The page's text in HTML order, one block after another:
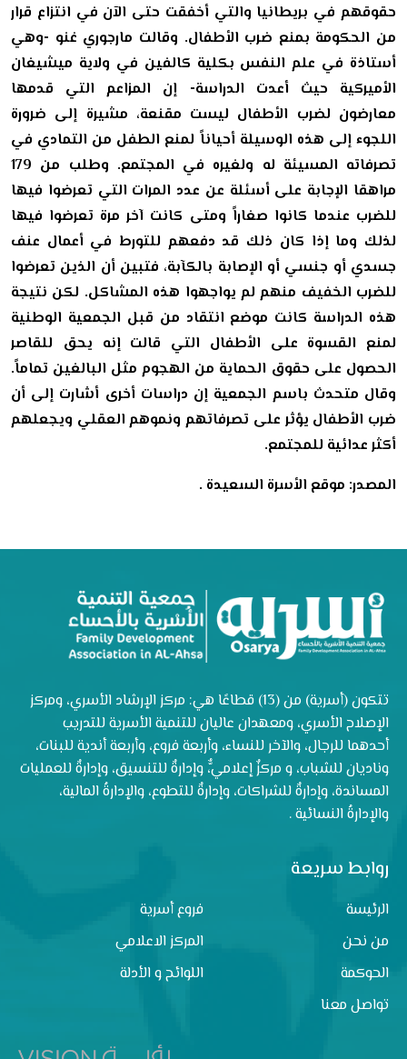
حقوقهم في بريطانيا والتي أخفقت حتى الآن في انتزاع قرار
من الحكومة بمنع ضرب الأطفال. وقالت مارجوري غنو -وهي
أستاذة في علم النفس بكلية كالفين في ولاية ميشيغان
الأميركية حيث أعدت الدراسة- إن المزاعم التي قدمها
معارضون لضرب الأطفال ليست مقنعة، مشيرة إلى ضرورة
اللجوء إلى هذه الوسيلة أحياناً لمنع الطفل من التمادي في
تصرفاته المسيئة له ولغيره في المجتمع. وطلب من 179
مراهقا الإجابة على أسئلة عن عدد المرات التي تعرضوا فيها
للضرب عندما كانوا صغاراً ومتى كانت آخر مرة تعرضوا فيها
لذلك وما إذا كان ذلك قد دفعهم للتورط في أعمال عنف
جسدي أو جنسي أو الإصابة بالكآبة، فتبين أن الذين تعرضوا
للضرب الخفيف منهم لم يواجهوا هذه المشاكل. لكن نتيجة
هذه الدراسة كانت موضع انتقاد من قبل الجمعية الوطنية
لمنع القسوة على الأطفال التي قالت إنه يحق للقاصر
الحصول على حقوق الحماية من الهجوم مثل البالغين تماماً.
وقال متحدث باسم الجمعية إن دراسات أخرى أشارت إلى أن
ضرب الأطفال يؤثر على تصرفاتهم ونموهم العقلي ويجعلهم
أكثر عدائية للمجتمع.
المصدر: موقع الأسرة السعيدة .
تتكون (أسرية) من (13) قطاعًا هي: مركز الإرشاد الأسري، ومركز
الإصلاح الأسري، ومعهدان عاليان للتنمية الأسرية للتدريب
أحدهما للرجال، والآخر للنساء، وأربعة فروع، وأربعة أندية للبنات،
وناديان للشباب، و مركزٌ إعلاميٌّ، وإدارةٌ للتنسيق، وإدارةٌ للعمليات
المساندة، وإدارةٌ للشراكات، وإدارةٌ للتطوع، والإدارةُ المالية،
والإدارةُ النسائية .
روابط سريعة
الرئيسة
فروع أسرية
من نحن
المركز الاعلامي
الحوكمة
اللوائح و الأدلة
تواصل معنا